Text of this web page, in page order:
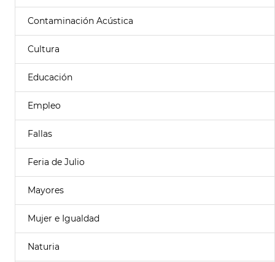
Contaminación Acústica
Cultura
Educación
Empleo
Fallas
Feria de Julio
Mayores
Mujer e Igualdad
Naturia